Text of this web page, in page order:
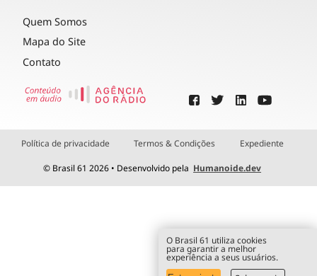
Quem Somos
Mapa do Site
Contato
Política de privacidade Termos & Condições Expediente
© Brasil 61 2026 • Desenvolvido pela Humanoide.dev
O Brasil 61 utiliza cookies
para garantir a melhor
experiência a seus usuários.